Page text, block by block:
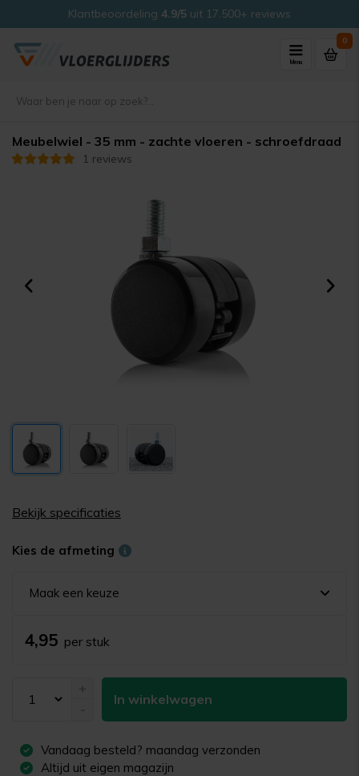
Klantbeoordeling 4.9/5 uit 17.500+ reviews
Menu
0
Meubelwiel - 35 mm - zachte vloeren - schroefdraad
1 reviews
Bekijk specificaties
Kies de afmeting
Maak een keuze
4,95 per stuk
In winkelwagen
Vandaag besteld? maandag verzonden
Altijd uit eigen magazijn